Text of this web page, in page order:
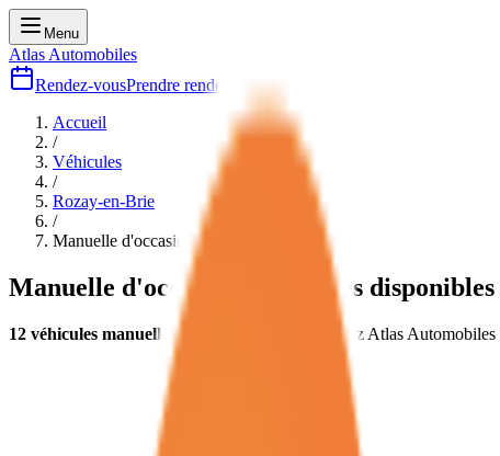
Menu
Atlas Automobiles
Rendez-vousPrendre rendez-vous
Accueil
/
Véhicules
/
Rozay-en-Brie
/
Manuelle d'occasion
Manuelle d'occasion modèles disponibles
12 véhicules manuelle d'occasion disponibles chez Atlas Automobiles